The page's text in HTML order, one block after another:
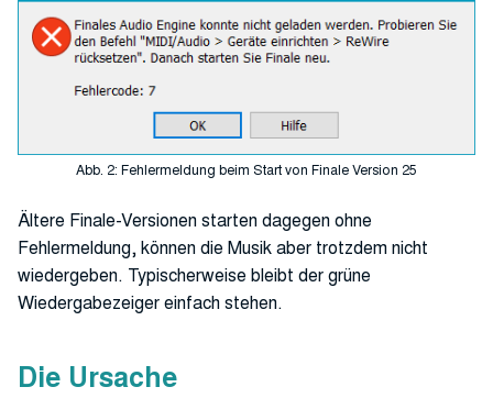
Abb. 2: Fehlermeldung beim Start von Finale Version 25
Ältere Finale-Versionen starten dagegen ohne
Fehlermeldung, können die Musik aber trotzdem nicht
wiedergeben. Typischerweise bleibt der grüne
Wiedergabezeiger einfach stehen.
Die Ursache